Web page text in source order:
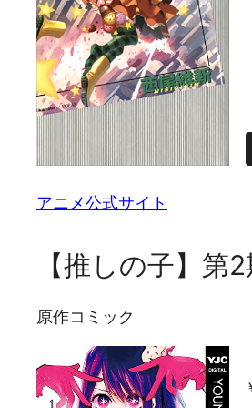
アニメ公式サイト
【推しの子】第2
原作コミック